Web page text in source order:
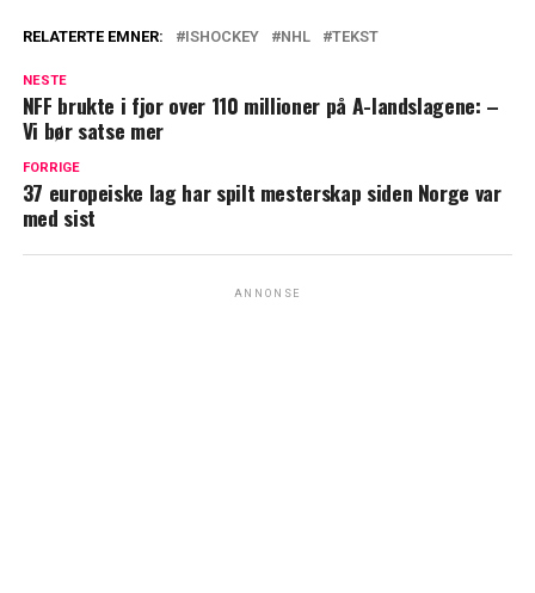
RELATERTE EMNER: ISHOCKEY NHL TEKST
NESTE
NFF brukte i fjor over 110 millioner på A-landslagene: –
Vi bør satse mer
FORRIGE
37 europeiske lag har spilt mesterskap siden Norge var
med sist
ANNONSE